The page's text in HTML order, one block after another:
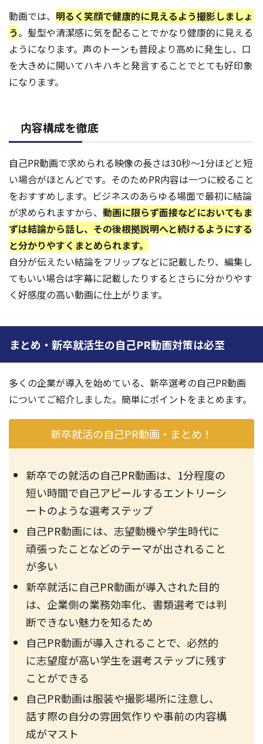
動画では、 明るく笑顔で健康的に見えるよう撮影しましょ
う。髪型や清潔感に気を配ることでかなり健康的に見える
ようになります。声のトーンも普段より高めに発生し、口
を大きめに開いてハキハキと発言することでとても好印象
になります。
内容構成を徹底
自己PR動画で求められる映像の長さは30秒〜1分ほどと短
い場合がほとんどです。そのためPR内容は一つに絞ること
をおすすめします。ビジネスのあらゆる場面で最初に結論
が求められますから、 動画に限らず面接などにおいてもま
ずは結論から話し、その後根拠説明へと続けるようにする
と分かりやすくまとめられます。
自分が伝えたい結論をフリップなどに記載したり、編集し
てもいい場合は字幕に記載したりするとさらに分かりやす
く好感度の高い動画に仕上がります。
まとめ・新卒就活生の自己PR動画対策は必至
多くの企業が導入を始めている、新卒選考の自己PR動画
についてご紹介しました。簡単にポイントをまとめます。
新卒就活の自己PR動画・まとめ！
新卒での就活の自己PR動画は、1分程度の
短い時間で自己アピールするエントリーシ
ートのような選考ステップ
自己PR動画には、志望動機や学生時代に
頑張ったことなどのテーマが出されること
が多い
新卒就活に自己PR動画が導入された目的
は、企業側の業務効率化、書類選考では判
断できない魅力を知るため
自己PR動画が導入されることで、必然的
に志望度が高い学生を選考ステップに残す
ことができる
自己PR動画は服装や撮影場所に注意し、
話す際の自分の雰囲気作りや事前の内容構
成がマスト